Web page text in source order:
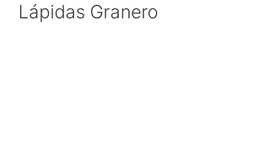
Lápidas Granero